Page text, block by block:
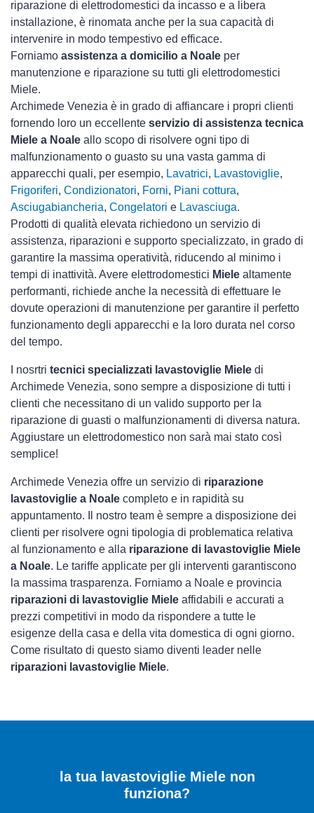
riparazione di elettrodomestici da incasso e a libera
installazione, è rinomata anche per la sua capacità di
intervenire in modo tempestivo ed efficace.
Forniamo assistenza a domicilio a Noale per
manutenzione e riparazione su tutti gli elettrodomestici
Miele.
Archimede Venezia è in grado di affiancare i propri clienti
fornendo loro un eccellente servizio di assistenza tecnica
Miele a Noale allo scopo di risolvere ogni tipo di
malfunzionamento o guasto su una vasta gamma di
apparecchi quali, per esempio, Lavatrici, Lavastoviglie,
Frigoriferi, Condizionatori, Forni, Piani cottura,
Asciugabiancheria, Congelatori e Lavasciuga.
Prodotti di qualità elevata richiedono un servizio di
assistenza, riparazioni e supporto specializzato, in grado di
garantire la massima operatività, riducendo al minimo i
tempi di inattività. Avere elettrodomestici Miele altamente
performanti, richiede anche la necessità di effettuare le
dovute operazioni di manutenzione per garantire il perfetto
funzionamento degli apparecchi e la loro durata nel corso
del tempo.
I nosrtri tecnici specializzati lavastoviglie Miele di
Archimede Venezia, sono sempre a disposizione di tutti i
clienti che necessitano di un valido supporto per la
riparazione di guasti o malfunzionamenti di diversa natura.
Aggiustare un elettrodomestico non sarà mai stato così
semplice!
Archimede Venezia offre un servizio di riparazione
lavastoviglie a Noale completo e in rapidità su
appuntamento. Il nostro team è sempre a disposizione dei
clienti per risolvere ogni tipologia di problematica relativa
al funzionamento e alla riparazione di lavastoviglie Miele
a Noale. Le tariffe applicate per gli interventi garantiscono
la massima trasparenza. Forniamo a Noale e provincia
riparazioni di lavastoviglie Miele affidabili e accurati a
prezzi competitivi in modo da rispondere a tutte le
esigenze della casa e della vita domestica di ogni giorno.
Come risultato di questo siamo diventi leader nelle
riparazioni lavastoviglie Miele.
la tua lavastoviglie Miele non
funziona?